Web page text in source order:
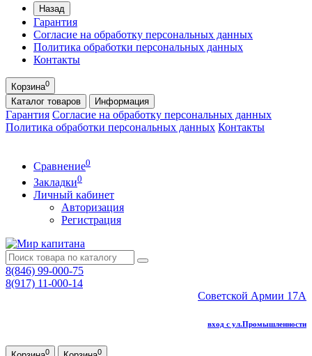
Назад
Гарантия
Согласие на обработку персональных данных
Политика обработки персональных данных
Контакты
Корзина0
Каталог товаров Информация
Гарантия Согласие на обработку персональных данных
Политика обработки персональных данных Контакты
Сравнение0
Закладки0
Личный кабинет
Авторизация
Регистрация
8(846) 99-000-75
8(917) 11-000-14
Советской Армии 17А
вход с ул.Промышленности
0 0